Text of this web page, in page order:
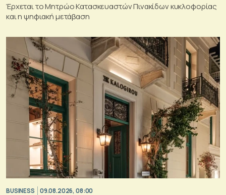
Έρχεται το Μητρώο Κατασκευαστών Πινακίδων κυκλοφορίας
και η ψηφιακή μετάβαση
BUSINESS 09.08.2026, 08:00